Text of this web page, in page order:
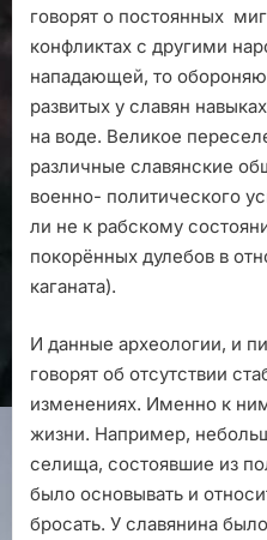
говорят о постоянных
конфликтах с другими
нападающей, то
развитых у славян
на воде. Великое
различные славянские
военно- политического
ли не к рабскому
покорённых дулебов в
каганата).
И данные археологии, и
говорят об отсутствии
изменениях. Именно к
жизни. Например,
селища, состоявшие из
было основывать и
бросать. У славянина